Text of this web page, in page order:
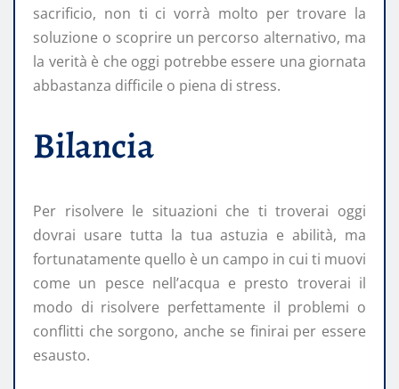
sacrificio, non ti ci vorrà molto per trovare la
soluzione o scoprire un percorso alternativo, ma
la verità è che oggi potrebbe essere una giornata
abbastanza difficile o piena di stress.
Bilancia
Per risolvere le situazioni che ti troverai oggi
dovrai usare tutta la tua astuzia e abilità, ma
fortunatamente quello è un campo in cui ti muovi
come un pesce nell’acqua e presto troverai il
modo di risolvere perfettamente il problemi o
conflitti che sorgono, anche se finirai per essere
esausto.